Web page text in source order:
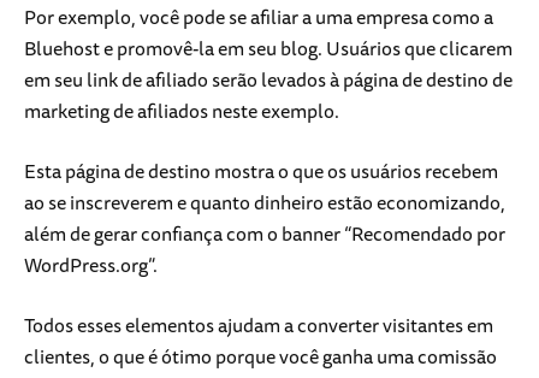
Por exemplo, você pode se afiliar a uma empresa como a
Bluehost e promovê-la em seu blog. Usuários que clicarem
em seu link de afiliado serão levados à página de destino de
marketing de afiliados neste exemplo.
Esta página de destino mostra o que os usuários recebem
ao se inscreverem e quanto dinheiro estão economizando,
além de gerar confiança com o banner “Recomendado por
WordPress.org”.
Todos esses elementos ajudam a converter visitantes em
clientes, o que é ótimo porque você ganha uma comissão